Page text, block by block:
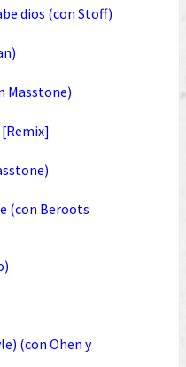
dios (con Stoff)
Masstone)
(con Beroots
(con Ohen y